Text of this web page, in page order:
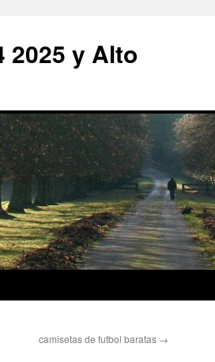
2025 y Alto
camisetas de futbol baratas →